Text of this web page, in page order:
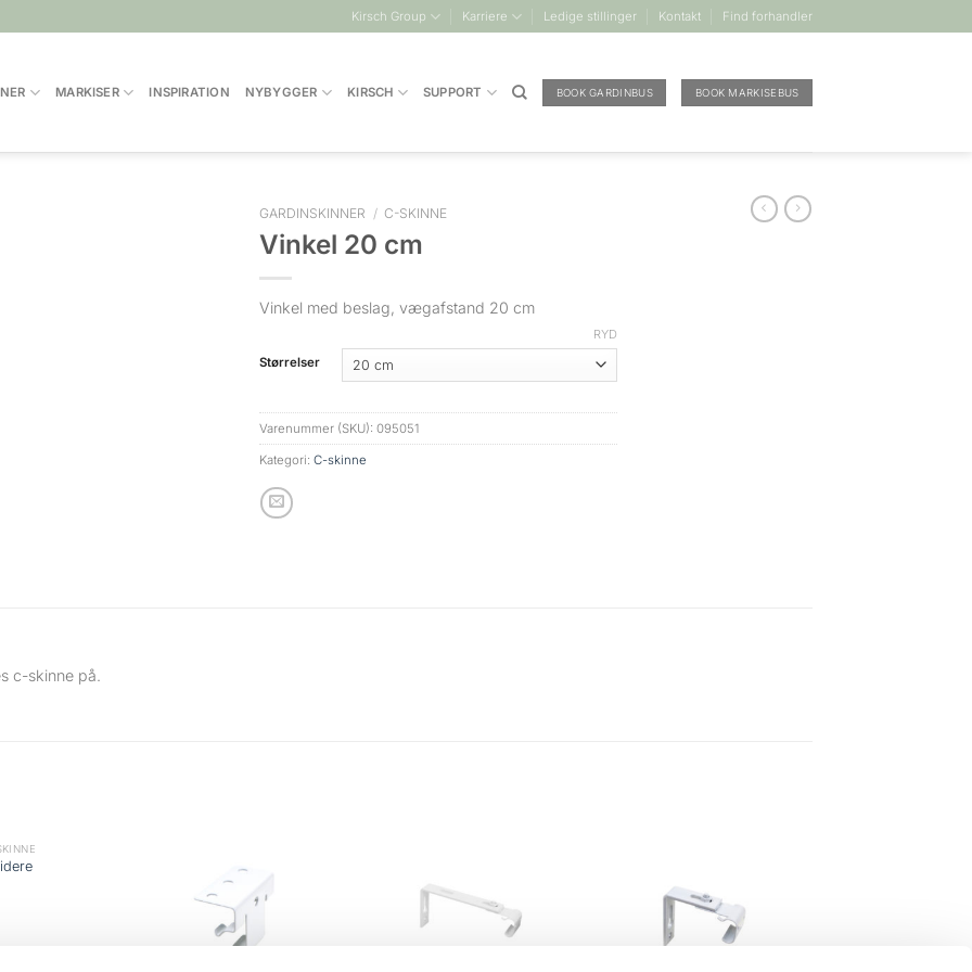
Kirsch Group Karriere Ledige stillinger Kontakt Find forhandler
MARKISER INSPIRATION NYBYGGER KIRSCH SUPPORT BOOK GARDINBUS BOOK MARKISEBUS
GARDINSKINNER / C-SKINNE
Vinkel 20 cm
Vinkel med beslag, vægafstand 20 cm
Størrelser
RYD
Varenummer (SKU): 095051
Kategori: C-skinne
c-skinne på.